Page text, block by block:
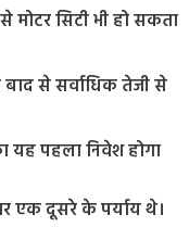
सिटी भी हो सकता
से सर्वाधिक तेजी से
यह पहला निवेश होगा
एक दूसरे के पर्याय थे।